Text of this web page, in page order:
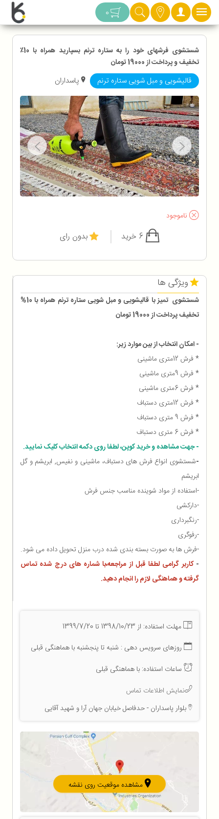
دسته بندی 0
شستشوی فرشهای خود را به ستاره ترنم بسپارید همراه با 10٪
تخفیف و پرداخت از 19000 تومان
قالیشویی و مبل شویی ستاره ترنم پاسداران
ناموجود
بدون رای
ویژگی ها
شستشوی تمیز با قالیشویی و مبل شویی ستاره ترنم همراه با 10%
تخفیف پرداخت از 19000 تومان
- امکان انتخاب از بین موارد زیر:
* فرش 12متری ماشینی
* فرش 9متری ماشینی
* فرش 6متری ماشینی
* فرش 12متری دستباف
* فرش 9 متری دستباف
* فرش 6 متری دستباف
- جهت مشاهده و خرید کوپن، لطفا روی دکمه انتخاب کلیک نمایید.
-شستشوی انواع فرش های دستباف، ماشینی و نفیس, ابریشم و گل
ابریشم
-استفاده از مواد شوینده مناسب جنس فرش
-دارکشی
-رنگبرداری
-رفوگری
-فرش ها به صورت بسته بندی شده درب منزل تحویل داده می شود.
-کاربر گرامی لطفا قبل از مراجعه،با شماره های درج شده تماس
گرفته و هماهنگی لازم را انجام دهید.
مهلت استفاده: از 1398/10/23 تا 1399/7/20
روزهای سرویس دهی : شنبه تا پنجشنبه با هماهنگی قبلی
ساعات استفاده: با هماهنگی قبلی
نمایش اطلاعات تماس
بلوار پاسداران - حدفاصل خیابان جهان آرا و شهید آقایی
مشاهده موقعیت روی نقشه